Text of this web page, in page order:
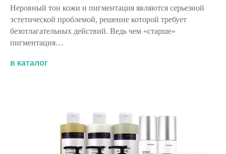
Неровный тон кожи и пигментация являются серьезной
эстетической проблемой, решение которой требует
безотлагательных действий. Ведь чем «старше»
пигментация…
в каталог